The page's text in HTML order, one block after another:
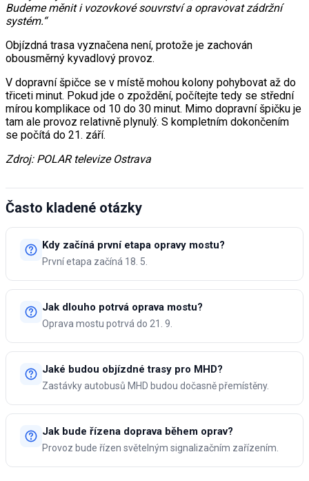
Budeme měnit i vozovkové souvrství a opravovat zádržní
systém.“
Objízdná trasa vyznačena není, protože je zachován
obousměrný kyvadlový provoz.
V dopravní špičce se v místě mohou kolony pohybovat až do
třiceti minut. Pokud jde o zpoždění, počítejte tedy se střední
mírou komplikace od 10 do 30 minut. Mimo dopravní špičku je
tam ale provoz relativně plynulý. S kompletním dokončením
se počítá do 21. září.
Zdroj: POLAR televize Ostrava
Často kladené otázky
Kdy začíná první etapa opravy mostu?
První etapa začíná 18. 5.
Jak dlouho potrvá oprava mostu?
Oprava mostu potrvá do 21. 9.
Jaké budou objízdné trasy pro MHD?
Zastávky autobusů MHD budou dočasně přemístěny.
Jak bude řízena doprava během oprav?
Provoz bude řízen světelným signalizačním zařízením.